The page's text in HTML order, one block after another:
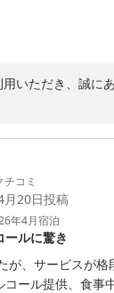
景色をゆったり
ビスの向上に努
流宿 堂ヶ島温泉ホ
いただき、誠に
ます。
ある泉質は、多
の自慢のひとつ
してもご理解い
ただき、重ねて
だけるよう、ス
コミ
20日投稿
年4月宿泊
ールに驚き
が、サービスが格
ール提供、食事